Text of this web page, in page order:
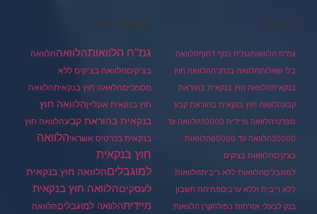
תגיות
גמ"ח הלוואותגמ"ח כסף דחוףהלוואה
בלי שאלותהלוואה בנתניההלוואה חוץ
בנקאיתהלוואה חוץ בנקאית בהוראת
קבעהלוואה חוץ בנקאית בהוראת קבע
מפרטיהלוואה מיידית 10000
הלוואה עד
20000הלוואה עד 60000
הלוואות
בצ'קיםהלוואות בצ'קים
למוגבליםהלוואות ללא ריביתהלוואות
ללא ריבית וללא ערביםפתיחת חשבון
בנק לבעלי אזרחות כפולהקרן הלוואות
קטגוריות
גמ"ח הלוואותהלוואההלוואה
בצ'קיםהלוואה בצ'קים ללא
מסמכיםהלוואה חוץ בנקאיתהלוואה
חוץ בנקאית אונלייןהלוואה חוץ
בנקאית בהוראת קבעהלוואה חוץ
בנקאית בכרטיס אשראיהלוואה
חוץ בנקאית
למוגבליםהלוואה חוץ בנקאית
לעסקיםהלוואה חוץ בנקאית
מיידיתהלוואה למוגבליםהלוואה